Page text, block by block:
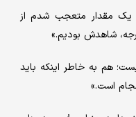
یک مقدار متعجب شدم از
شاهدش بودیم.»
هم به خاطر اینکه باید
است.»